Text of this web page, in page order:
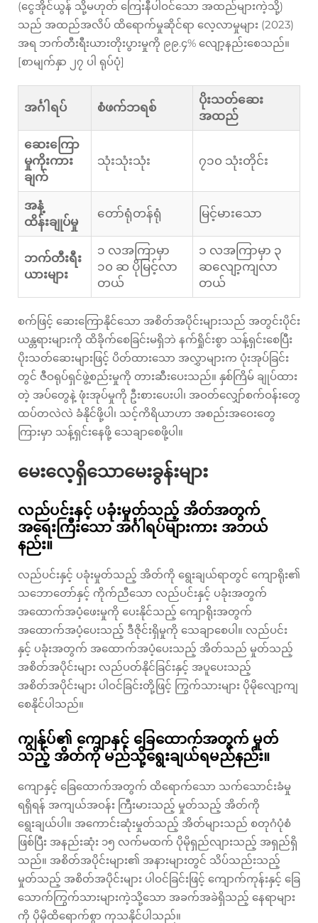
(ငွေအိုင်ယွန် သို့မဟုတ် ကြေးနီပါဝင်သော အထည်များကဲ့သို့)
သည် အထည်အလိပ် ထိရောက်မှုဆိုင်ရာ လေ့လာမှုများ (2023)
အရ ဘက်တီးရီးယားတိုးပွားမှုကို ၉၉.၄% လျော့နည်းစေသည်။
[စာမျက်နှာ ၂၇ ပါ ရုပ်ပုံ]
အင်္ဂါရပ် စံဖက်ဘရစ်
ပိုးသတ်ဆေး
အထည်
ဆေးကြော
မှုကိုးကား
ချက်
သုံးသုံးသုံး ၇၁၀ သုံးတိုင်း
အနံ့
ထိန်းချုပ်မှု
တော်ရုံတန်ရုံ မြင့်မားသော
ဘက်တီးရီး
ယားများ
၁ လအကြာမှာ
၁၀ ဆ ပိုမြင့်လာ
တယ်
၁ လအကြာမှာ ၃
ဆလျော့ကျလာ
တယ်
စက်ဖြင့် ဆေးကြောနိုင်သော အစိတ်အပိုင်းများသည် အတွင်းပိုင်း
ယန္တရားများကို ထိခိုက်စေခြင်းမရှိဘဲ နက်ရှိုင်းစွာ သန့်ရှင်းစေပြီး
ပိုးသတ်ဆေးများဖြင့် ပိတ်ထားသော အလွှာများက ပုံးအုပ်ခြင်း
တွင် ဇီဝရုပ်ရှင်ဖွဲ့စည်းမှုကို တားဆီးပေးသည်။ နှစ်ကြိမ် ချုပ်ထား
တဲ့ အပ်တွေနဲ့ ဖုံးအုပ်မှုကို ဦးစားပေးပါ၊ အဝတ်လျှော်စက်ဝန်းတွေ
ထပ်တလဲလဲ ခံနိုင်ဖို့ပါ၊ သင့်ကိရိယာဟာ အစည်းအဝေးတွေ
ကြားမှာ သန့်ရှင်းနေဖို့ သေချာစေဖို့ပါ။
မေးလေ့ရှိသောမေးခွန်းများ
လည်ပင်းနှင့် ပခုံးမှုတ်သည့် အိတ်အတွက်
အရေးကြီးသော အင်္ဂါရပ်များကား အဘယ်
နည်း။
လည်ပင်းနှင့် ပခုံးမှုတ်သည့် အိတ်ကို ရွေးချယ်ရာတွင် ကျောရိုး၏
သဘောတော်နှင့် ကိုက်ညီသော လည်ပင်းနှင့် ပခုံးအတွက်
အထောက်အပံ့ဖေးမှုကို ပေးနိုင်သည့် ကျောရိုးအတွက်
အထောက်အပံ့ပေးသည့် ဒီဇိုင်းရှိမှုကို သေချာစေပါ။ လည်ပင်း
နှင့် ပခုံးအတွက် အထောက်အပံ့ပေးသည့် အိတ်သည် မှုတ်သည့်
အစိတ်အပိုင်းများ လည်ပတ်နိုင်ခြင်းနှင့် အပူပေးသည့်
အစိတ်အပိုင်းများ ပါဝင်ခြင်းတို့ဖြင့် ကြွက်သားများ ပိုမိုလျော့ကျ
စေနိုင်ပါသည်။
ကျွန်ုပ်၏ ကျောနှင့် ခြေထောက်အတွက် မှုတ်
သည့် အိတ်ကို မည်သို့ရွေးချယ်ရမည်နည်း။
ကျောနှင့် ခြေထောက်အတွက် ထိရောက်သော သက်သောင်းခံမှု
ရရှိရန် အကျယ်အဝန်း ကြီးမားသည့် မှုတ်သည့် အိတ်ကို
ရွေးချယ်ပါ။ အကောင်းဆုံးမှုတ်သည့် အိတ်များသည် စတုဂံပုံစံ
ဖြစ်ပြီး အနည်းဆုံး ၁၅ လက်မထက် ပိုမိုရှည်လျားသည့် အရှည်ရှိ
သည်။ အစိတ်အပိုင်းများ၏ အနားများတွင် သိပ်သည်းသည့်
မှုတ်သည့် အစိတ်အပိုင်းများ ပါဝင်ခြင်းဖြင့် ကျောက်ကုန်းနှင့် ခြေ
သောက်ကြွက်သားများကဲ့သို့သော အခက်အခဲရှိသည့် နေရာများ
ကို ပိုမိုထိရောက်စွာ ကုသနိုင်ပါသည်။